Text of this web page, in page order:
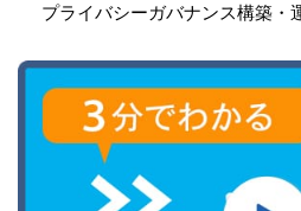
プライバシーガバナンス構築・